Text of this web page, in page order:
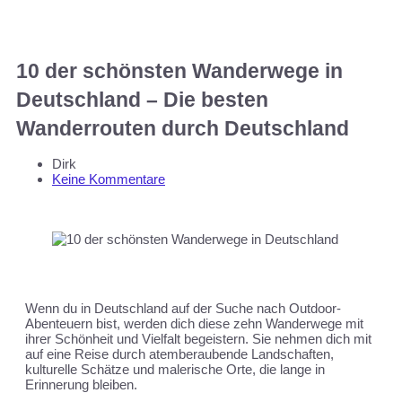
10 der schönsten Wanderwege in
Deutschland – Die besten
Wanderrouten durch Deutschland
Dirk
Keine Kommentare
Wenn du in Deutschland auf der Suche nach Outdoor-
Abenteuern bist, werden dich diese zehn Wanderwege mit
ihrer Schönheit und Vielfalt begeistern. Sie nehmen dich mit
auf eine Reise durch atemberaubende Landschaften,
kulturelle Schätze und malerische Orte, die lange in
Erinnerung bleiben.